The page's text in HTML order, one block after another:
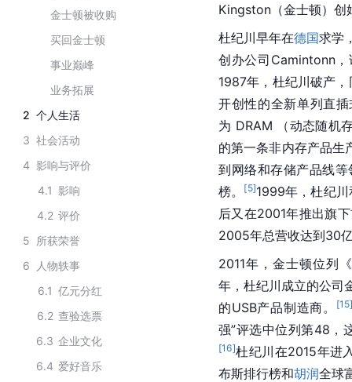
金士顿被收购
买回金士顿
事业巅峰
业务拓展
2 个人生活
3 社会活动
4 影响与评价
4.1 影响
4.2 评价
5 所获荣誉
6
人物轶事
6.1 亿元分红
6.2 查验选票
6.3 企业文化
6.4 爱好音乐
Kingston（金士顿）创
杜纪川早年在德国求学
创办公司Camintonn
1987年，杜纪川破产
开创性的全新单列直插
为 DRAM （动态随机
的第一条非内存产品
到网络和存储产品线等
榜。 [5]1999年，杜纪川
后又在2001年推出旗
2005年总营收达到30
2011年，金士顿位列
年，杜纪川成立的公司
的USB产品制造商。
[15
强”评选中位列第48，
[16]杜纪川在2015年进
布斯排行榜和胡润全球